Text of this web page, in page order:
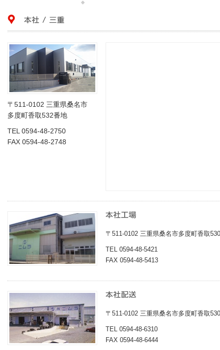
〒511-0102 三重県桑名市
多度町香取532番地
TEL 0594-48-2750
FAX 0594-48-2748
〒511-0102 三重県桑名市多度町香取
TEL 0594-48-5421
FAX 0594-48-5413
〒511-0102 三重県桑名市多度町香取
TEL 0594-48-6310
FAX 0594-48-6444